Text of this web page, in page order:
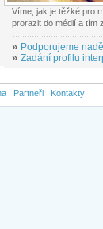
Víme, jak je těžké pro
prorazit do médií a tím
» Podporujeme
» Zadání profilu
Partneři Kontakty